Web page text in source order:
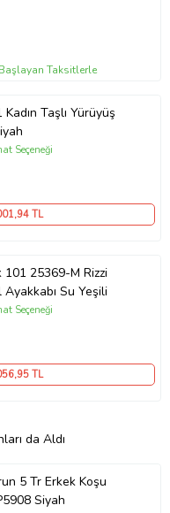
Taksitlerle
Taşlı Yürüyüş
Seçeneği
,94 TL
101 25369-M Rizzi
Su Yeşili
Seçeneği
,95 TL
da Aldı
5 Tr Erkek Koşu
Siyah